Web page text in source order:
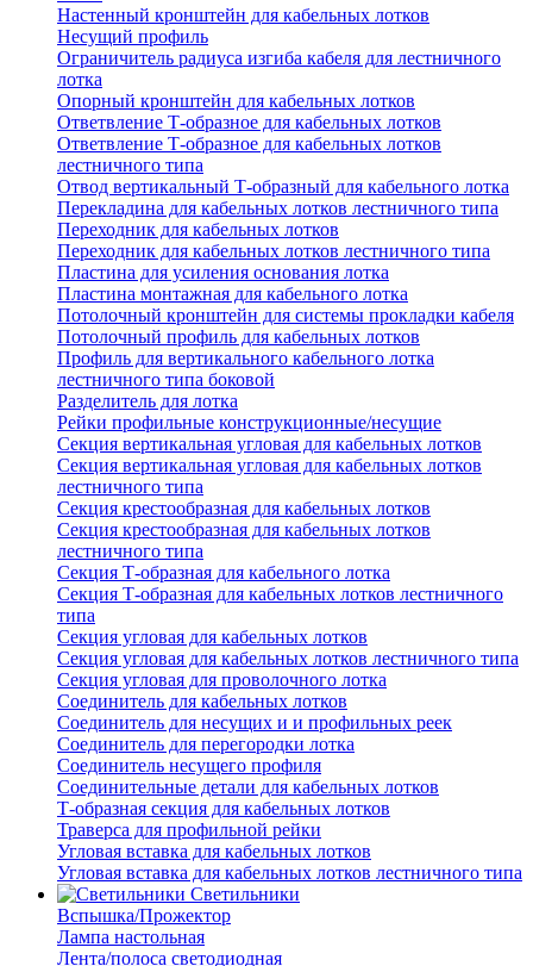
Настенный кронштейн для кабельных лотков
Несущий профиль
Ограничитель радиуса изгиба кабеля для лестничного
лотка
Опорный кронштейн для кабельных лотков
Ответвление Т-образное для кабельных лотков
Ответвление Т-образное для кабельных лотков
лестничного типа
Отвод вертикальный Т-образный для кабельного лотка
Перекладина для кабельных лотков лестничного типа
Переходник для кабельных лотков
Переходник для кабельных лотков лестничного типа
Пластина для усиления основания лотка
Пластина монтажная для кабельного лотка
Потолочный кронштейн для системы прокладки кабеля
Потолочный профиль для кабельных лотков
Профиль для вертикального кабельного лотка
лестничного типа боковой
Разделитель для лотка
Рейки профильные конструкционные/несущие
Секция вертикальная угловая для кабельных лотков
Секция вертикальная угловая для кабельных лотков
лестничного типа
Секция крестообразная для кабельных лотков
Секция крестообразная для кабельных лотков
лестничного типа
Секция Т-образная для кабельного лотка
Секция Т-образная для кабельных лотков лестничного
типа
Секция угловая для кабельных лотков
Секция угловая для кабельных лотков лестничного типа
Секция угловая для проволочного лотка
Соединитель для кабельных лотков
Соединитель для несущих и и профильных реек
Соединитель для перегородки лотка
Соединитель несущего профиля
Соединительные детали для кабельных лотков
Т-образная секция для кабельных лотков
Траверса для профильной рейки
Угловая вставка для кабельных лотков
Угловая вставка для кабельных лотков лестничного типа
Светильники
Вспышка/Прожектор
Лампа настольная
Лента/полоса светодиодная